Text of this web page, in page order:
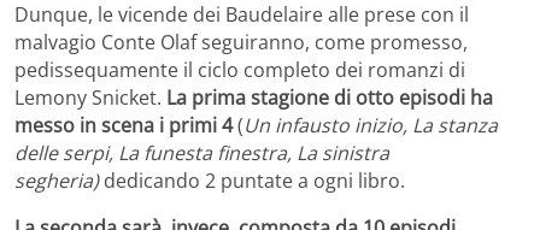
Dunque, le vicende dei Baudelaire alle prese con il
malvagio Conte Olaf seguiranno, come promesso,
pedissequamente il ciclo completo dei romanzi di
Lemony Snicket. La prima stagione di otto episodi ha
messo in scena i primi 4(Un infausto inizio, La stanza
delle serpi, La funesta finestra, La sinistra
segheria)dedicando 2 puntate a ogni libro.